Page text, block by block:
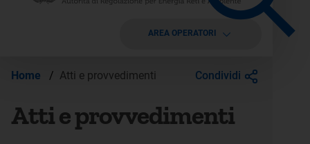
AREA OPERATORI
Home / Atti e provvedimenti Condividi
Atti e provvedimenti